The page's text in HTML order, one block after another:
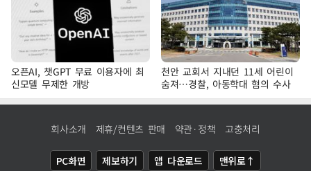
오픈AI, 챗GPT 무료 이용자에 최
신모델 무제한 개방
천안 교회서 지내던 11세 어린이
숨져…경찰, 아동학대 혐의 수사
회사소개 제휴/컨텐츠 판매 약관·정책 고충처리
PC화면 제보하기 앱 다운로드 맨위로↑